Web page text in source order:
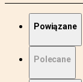
Powiązane
Polecane